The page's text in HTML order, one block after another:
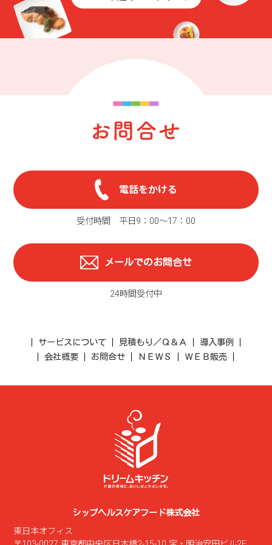
電話をかける
受付時間 平日9：00〜17：00
メールでのお問合せ
24時間受付中
サービスについて 見積もり／Ｑ＆Ａ
導入事例
会社概要
お問合せ ＮＥＷＳ ＷＥＢ販売
シップヘルスケアフード株式会社
東日本オフィス